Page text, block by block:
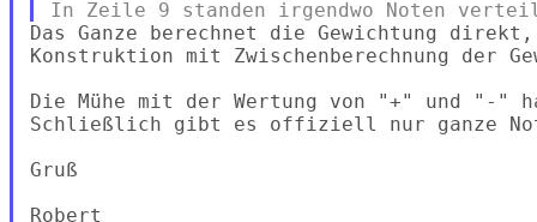
Das Ganze berechnet die Gewichtung
Konstruktion mit Zwischenberechnung der
Die Mühe mit der Wertung von "+" und "-"
Schließlich gibt es offiziell nur ganze
Gruß